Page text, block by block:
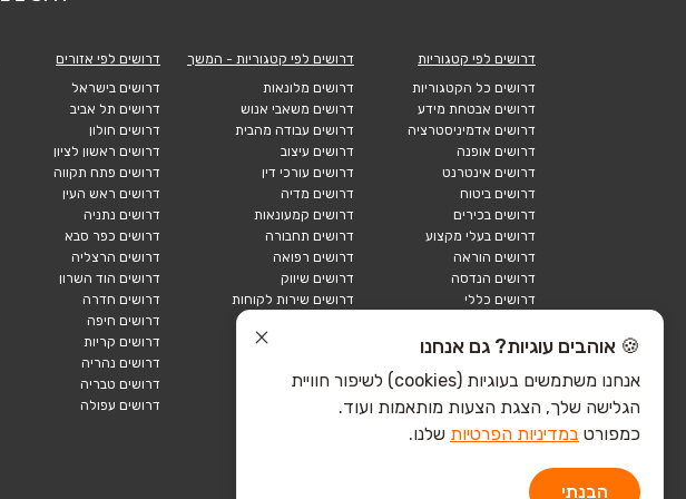
דרושים לפי קטגוריות
דרושים כל הקטגוריות
דרושים אבטחת מידע
דרושים אדמיניסטרציה
דרושים אופנה
דרושים אינטרנט
דרושים ביטוח
דרושים בכירים
דרושים בעלי מקצוע
דרושים הוראה
דרושים הנדסה
דרושים כללי
דרושים לוגיסטיקה
דרושים מכירות
הייטק חומרה
דרושים לפי קטגוריות - המשך
דרושים מלונאות
דרושים משאבי אנוש
דרושים עבודה מהבית
דרושים עיצוב
דרושים עורכי דין
דרושים מדיה
דרושים קמעונאות
דרושים תחבורה
דרושים רפואה
דרושים שיווק
דרושים שירות לקוחות
הייטק כללי
הייטק תוכנה
דרושים לפי אזורים
דרושים בישראל
דרושים תל אביב
דרושים חולון
דרושים ראשון לציון
דרושים פתח תקווה
דרושים ראש העין
דרושים נתניה
דרושים כפר סבא
דרושים הרצליה
דרושים הוד השרון
דרושים חדרה
דרושים חיפה
דרושים קריות
דרושים נהריה
דרושים טבריה
דרושים עפולה
🍪 אוהבים עוגיות? גם אנחנו
אנחנו משתמשים בעוגיות (cookies) לשיפור חוויית
הגלישה שלך, הצגת הצעות מותאמות ועוד.
כמפורט במדיניות הפרטיות שלנו.
הבנתי